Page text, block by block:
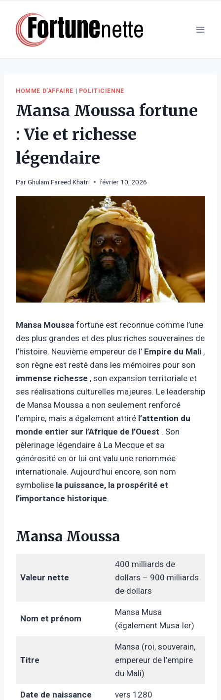
contenu
HOMME D’AFFAIRE POLITICIENNE
Mansa Moussa fortune
: Vie et richesse
légendaire
ParGhulam Fareed Khatri février 10, 2026
Mansa Moussa fortune est reconnue comme l’une
des plus grandes et des plus riches souveraines de
l’histoire. Neuvième empereur de l’ Empire du Mali ,
son règne est resté dans les mémoires pour son
immense richesse , son expansion territoriale et
ses réalisations culturelles majeures. Le leadership
de Mansa Moussa a non seulement renforcé
l’empire, mais a également attiré l’attention du
monde entier sur l’Afrique de l’Ouest . Son
pèlerinage légendaire à La Mecque et sa
générosité en or lui ont valu une renommée
internationale. Aujourd’hui encore, son nom
symbolise la puissance, la prospérité et
l’importance historique.
Mansa Moussa
Valeur nette
400 milliards de
dollars – 900 milliards
de dollars
Nom et prénom
Mansa Musa
(également Musa Ier)
Titre
Mansa (roi, souverain,
empereur de l’empire
du Mali)
Date de naissance vers 1280